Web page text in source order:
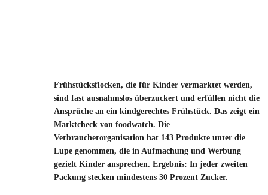
Frühstücksflocken, die für Kinder vermarktet werden,
sind fast ausnahmslos überzuckert und erfüllen nicht die
Ansprüche an ein kindgerechtes Frühstück. Das zeigt ein
Marktcheck von foodwatch. Die
Verbraucherorganisation hat 143 Produkte unter die
Lupe genommen, die in Aufmachung und Werbung
gezielt Kinder ansprechen. Ergebnis: In jeder zweiten
Packung stecken mindestens 30 Prozent Zucker.